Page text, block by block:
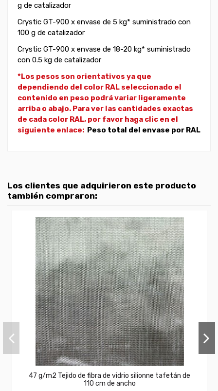
g de catalizador
Crystic GT-900 x envase de 5 kg* suministrado con
100 g de catalizador
Crystic GT-900 x envase de 18-20 kg* suministrado
con 0.5 kg de catalizador
*Los pesos son orientativos ya que
dependiendo del color RAL seleccionado el
contenido en peso podrá variar ligeramente
arriba o abajo. Para ver las cantidades exactas
de cada color RAL, por favor haga clic en el
siguiente enlace: Peso total del envase por RAL
Los clientes que adquirieron este producto
también compraron:
47 g/m2 Tejido de fibra de vidrio silionne tafetán de
110 cm de ancho